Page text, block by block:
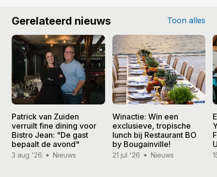
Gerelateerd nieuws Toon alles
Patrick van Zuiden
verruilt fine dining voor
Bistro Jean: "De gast
bepaalt de avond"
3 aug '26 Nieuws
Winactie: Win een
exclusieve, tropische
lunch bij Restaurant BO
by Bougainville!
21 jul '26 Nieuws